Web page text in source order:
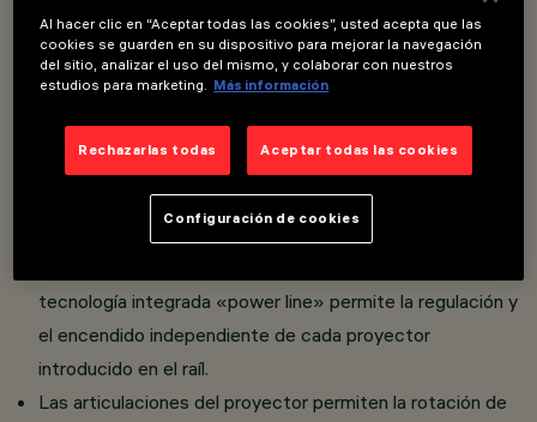
Overview
Proyector orientable miniaturizado con adaptador para
instalación en raíl de baja tensión de 48 V.
Realizado en aluminio fundido a presión con sistema de
disipación pasiva.
tecnología integrada «power line» permite la regulación y
el encendido independiente de cada proyector
introducido en el raíl.
Las articulaciones del proyector permiten la rotación de
Al hacer clic en “Aceptar todas las cookies”, usted acepta que las
cookies se guarden en su dispositivo para mejorar la navegación
del sitio, analizar el uso del mismo, y colaborar con nuestros
estudios para marketing. Más información
Rechazarlas todas Aceptar todas las cookies
Configuración de cookies